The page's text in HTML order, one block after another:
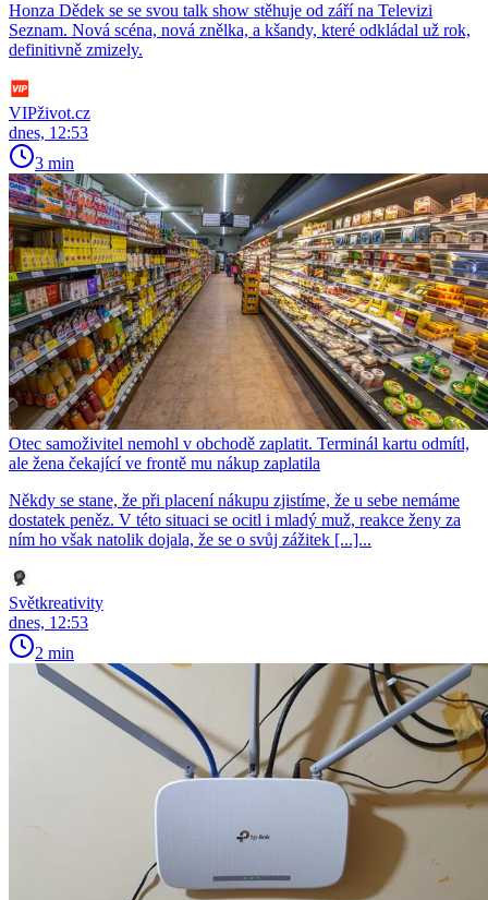
Honza Dědek se se svou talk show stěhuje od září na Televizi
Seznam. Nová scéna, nová znělka, a kšandy, které odkládal už rok,
definitivně zmizely.
VIPživot.cz
dnes, 12:53
3 min
Otec samoživitel nemohl v obchodě zaplatit. Terminál kartu odmítl,
ale žena čekající ve frontě mu nákup zaplatila
Někdy se stane, že při placení nákupu zjistíme, že u sebe nemáme
dostatek peněz. V této situaci se ocitl i mladý muž, reakce ženy za
ním ho však natolik dojala, že se o svůj zážitek [...]...
Světkreativity
dnes, 12:53
2 min